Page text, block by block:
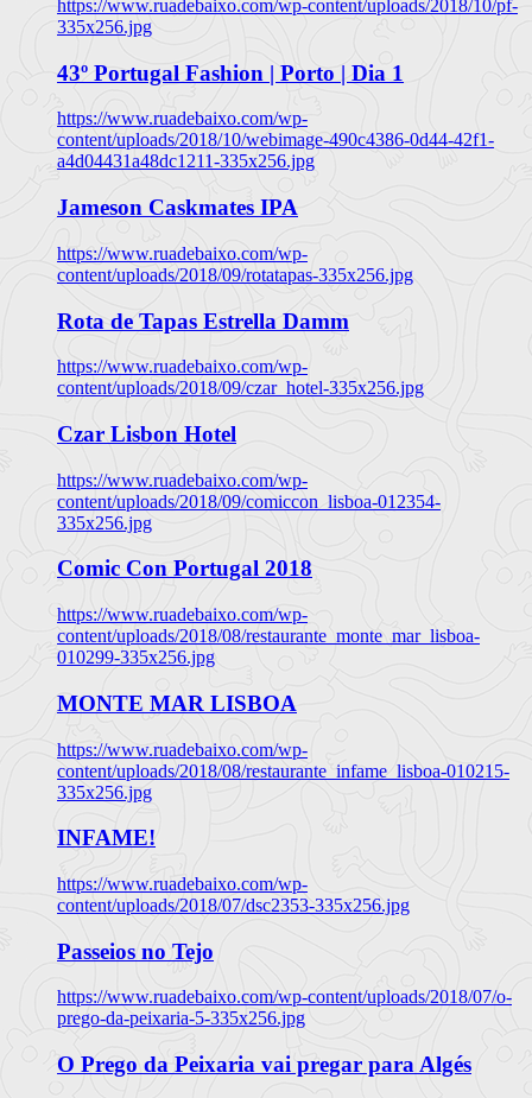
https://www.ruadebaixo.com/wp-content/uploads/2018/10/pf-
335x256.jpg
43º Portugal Fashion | Porto | Dia 1
https://www.ruadebaixo.com/wp-
content/uploads/2018/10/webimage-490c4386-0d44-42f1-
a4d04431a48dc1211-335x256.jpg
Jameson Caskmates IPA
https://www.ruadebaixo.com/wp-
content/uploads/2018/09/rotatapas-335x256.jpg
Rota de Tapas Estrella Damm
https://www.ruadebaixo.com/wp-
content/uploads/2018/09/czar_hotel-335x256.jpg
Czar Lisbon Hotel
https://www.ruadebaixo.com/wp-
content/uploads/2018/09/comiccon_lisboa-012354-
335x256.jpg
Comic Con Portugal 2018
https://www.ruadebaixo.com/wp-
content/uploads/2018/08/restaurante_monte_mar_lisboa-
010299-335x256.jpg
MONTE MAR LISBOA
https://www.ruadebaixo.com/wp-
content/uploads/2018/08/restaurante_infame_lisboa-010215-
335x256.jpg
INFAME!
https://www.ruadebaixo.com/wp-
content/uploads/2018/07/dsc2353-335x256.jpg
Passeios no Tejo
https://www.ruadebaixo.com/wp-content/uploads/2018/07/o-
prego-da-peixaria-5-335x256.jpg
O Prego da Peixaria vai pregar para Algés